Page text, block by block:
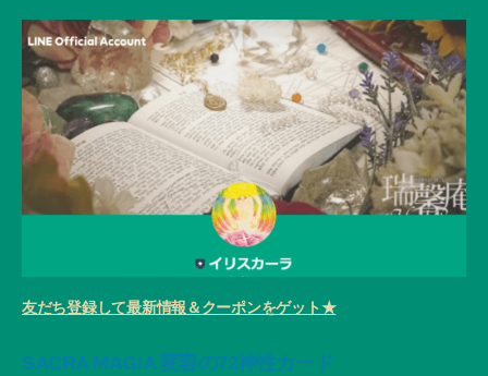
友だち登録して最新情報＆クーポンをゲット★
SACRA MAGIA 変容の72神性カード